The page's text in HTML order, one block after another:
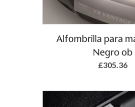
Add to
Alfombrilla para
Negro ob
£305.36